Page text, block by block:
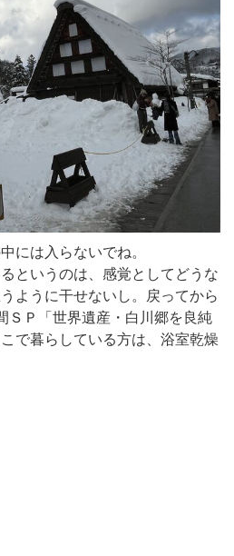
には入らないでね。
というのは、感覚としてどうな
ように干せないし。戻ってから
ＳＰ「世界遺産・白川郷を良純
で暮らしている方は、浴室乾燥